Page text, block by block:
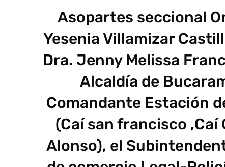
Asopartes seccional
Yesenia Villamizar
Dra. Jenny Melissa
Alcaldía de
Comandante Estación
(Caí san francisco ,Caí
Alonso), el